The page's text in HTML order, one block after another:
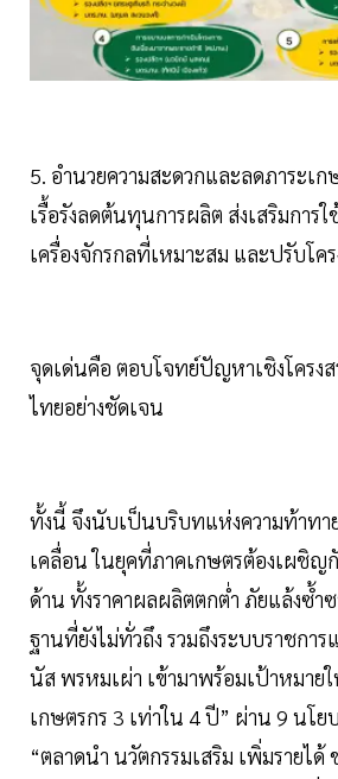
5. อำนวยความสะดวกและลดภาระเ
เรื้อรังลดต้นทุนการผลิต ส่งเสริมการ
เครื่องจักรกลที่เหมาะสม และปรับโคร
จุดเด่นคือ ตอบโจทย์ปัญหาเชิงโครงส
ไทยอย่างชัดเจน
ทั้งนี้ จึงนับเป็นบริบทแห่งความท้าทา
เคลื่อน ในยุคที่ภาคเกษตรต้องเผชิญ
ด้าน ทั้งราคาผลผลิตตกต่ำ ภัยแล้งซ้ำ
ฐานที่ยังไม่ทั่วถึง รวมถึงระบบราชการ
นัส พรหมเผ่า เข้ามาพร้อมเป้าหมาย
เกษตรกร 3 เท่าใน 4 ปี” ผ่าน 9 นโ
“ตลาดนำ นวัตกรรมเสริม เพิ่มรายได้